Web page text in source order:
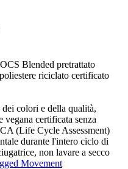
Blended pretrattato
riciclato certificato
colori e della qualità,
certificata senza
(Life Cycle Assessment)
durante l'intero ciclo di
non lavare a secco
Movement